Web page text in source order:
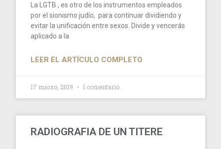
La LGTB , es otro de los instrumentos empleados
por el sionismo judío, para continuar dividiendo y
evitar la unificación entre sexos. Divide y vencerás
aplicado a la
LEER EL ARTÍCULO COMPLETO
17 marzo, 2019 1 comentario
RADIOGRAFIA DE UN TITERE